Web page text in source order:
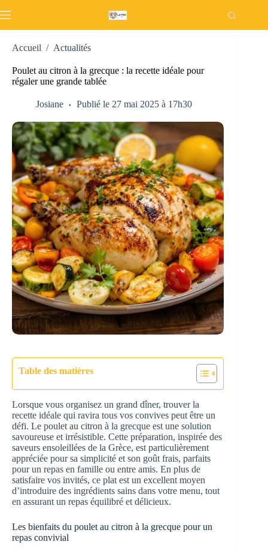
au
Accueil / Actualités
Poulet au citron à la grecque : la recette idéale pour
régaler une grande tablée
Josiane Publié le 27 mai 2025 à 17h30
Table des matières
Lorsque vous organisez un grand dîner, trouver la
recette idéale qui ravira tous vos convives peut être un
défi. Le poulet au citron à la grecque est une solution
savoureuse et irrésistible. Cette préparation, inspirée des
saveurs ensoleillées de la Grèce, est particulièrement
appréciée pour sa simplicité et son goût frais, parfaits
pour un repas en famille ou entre amis. En plus de
satisfaire vos invités, ce plat est un excellent moyen
d’introduire des ingrédients sains dans votre menu, tout
en assurant un repas équilibré et délicieux.
Les bienfaits du poulet au citron à la grecque pour un
repas convivial